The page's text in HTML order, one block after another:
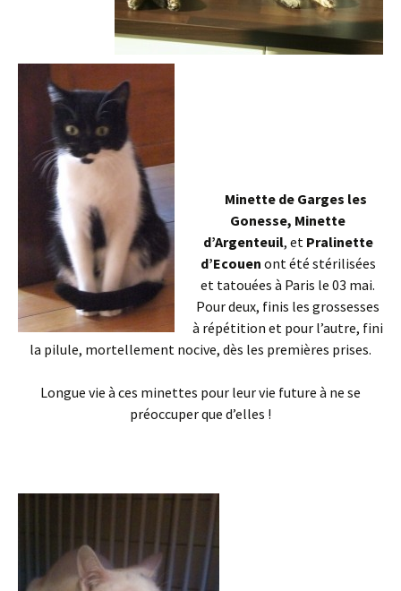
Minette de Garges les
Gonesse, Minette
d’Argenteuil, et Pralinette
d’Ecouen ont été stérilisées
et tatouées à Paris le 03 mai.
Pour deux, finis les grossesses
à répétition et pour l’autre, fini
la pilule, mortellement nocive, dès les premières prises.
Longue vie à ces minettes pour leur vie future à ne se
préoccuper que d’elles !